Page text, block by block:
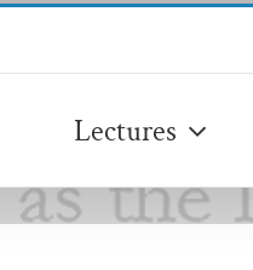
Lectures